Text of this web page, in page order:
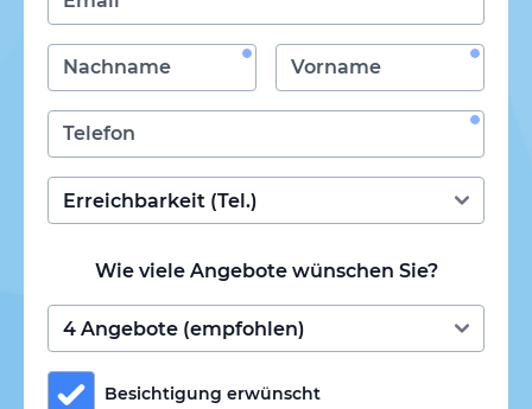
Wie viele Angebote wünschen Sie?
Besichtigung erwünscht